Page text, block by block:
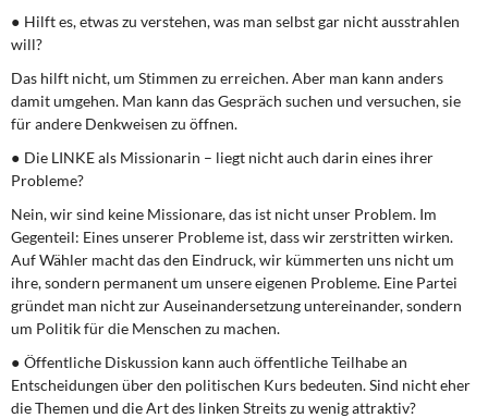
● Hilft es, etwas zu verstehen, was man selbst gar nicht ausstrahlen
will?
Das hilft nicht, um Stimmen zu erreichen. Aber man kann anders
damit umgehen. Man kann das Gespräch suchen und versuchen, sie
für andere Denkweisen zu öffnen.
● Die LINKE als Missionarin – liegt nicht auch darin eines ihrer
Probleme?
Nein, wir sind keine Missionare, das ist nicht unser Problem. Im
Gegenteil: Eines unserer Probleme ist, dass wir zerstritten wirken.
Auf Wähler macht das den Eindruck, wir kümmerten uns nicht um
ihre, sondern permanent um unsere eigenen Probleme. Eine Partei
gründet man nicht zur Auseinandersetzung untereinander, sondern
um Politik für die Menschen zu machen.
● Öffentliche Diskussion kann auch öffentliche Teilhabe an
Entscheidungen über den politischen Kurs bedeuten. Sind nicht eher
die Themen und die Art des linken Streits zu wenig attraktiv?